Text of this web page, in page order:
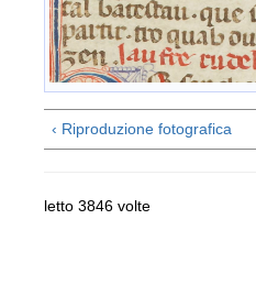
‹ Riproduzione fotografica
letto 3846 volte